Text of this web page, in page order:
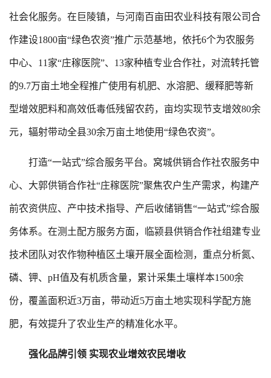
社会化服务。在巨陵镇，与河南百亩田农业科技有限公司合
作建设1800亩“绿色农资”推广示范基地，依托6个为农服务
中心、11家“庄稼医院”、13家种植专业合作社，对流转托管
的9.7万亩土地全程推广使用有机肥、水溶肥、缓释肥等新
型增效肥料和高效低毒低残留农药，亩均实现节支增效80余
元，辐射带动全县30余万亩土地使用“绿色农资”。
打造“一站式”综合服务平台。窝城供销合作社农服务中
心、大郭供销合作社“庄稼医院”聚焦农户生产需求，构建产
前农资供应、产中技术指导、产后收储销售“一站式”综合服
务体系。在测土配方服务方面，临颍县供销合作社组建专业
技术团队对农作物种植区土壤开展全面检测，重点分析氮、
磷、钾、pH值及有机质含量，累计采集土壤样本1500余
份，覆盖面积近3万亩，带动近5万亩土地实现科学配方施
肥，有效提升了农业生产的精准化水平。
强化品牌引领 实现农业增效农民增收